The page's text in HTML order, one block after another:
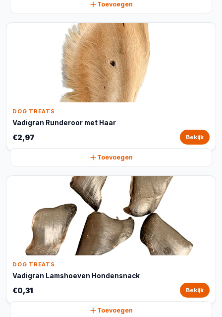
Toevoegen
DOG TREATS
Vadigran Runderoor met Haar
€2,97 Bekijk
Toevoegen
DOG TREATS
Vadigran Lamshoeven Hondensnack
€0,31 Bekijk
Toevoegen